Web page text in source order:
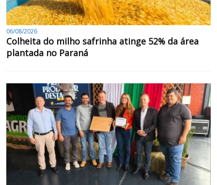
06/08/2026
Colheita do milho safrinha atinge 52% da área
plantada no Paraná